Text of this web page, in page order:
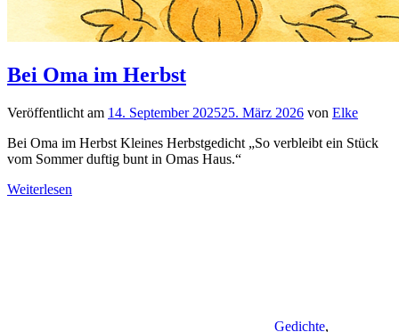
Bei Oma im Herbst
Veröffentlicht am 14. September 202525. März 2026 von Elke
Bei Oma im Herbst Kleines Herbstgedicht „So verbleibt ein Stück
vom Sommer duftig bunt in Omas Haus.“
Weiterlesen
Gedichte,